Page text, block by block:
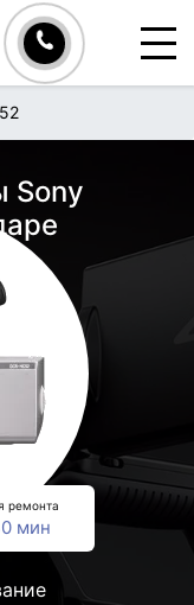
Sony
ремонта
мин